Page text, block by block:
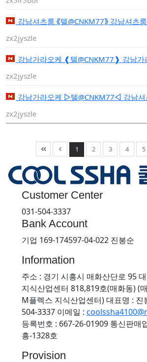
강남셔츠룸 ⟪텔@CNKM77⟫ 강남셔츠
zx2jyszle
강남가라오케 ❰텔@CNKM77❱ 강남
zx2jyszle
강남가라오케 ▷텔@CNKM77◁ 강남
zx2jyszle
1 2 3 4 5
Customer Center
031-504-3337
Bank Account
기업 169-174597-04-022 진봉순
Information
주소 : 경기 시흥시 매화산단로 95
지식산업센터 818,819호(매화동) (
M플렉스 지식산업센터)대표명 : 진
504-3337 이메일 :
등록번호 : 667-26-01909 통신판매
흥-1328호
Provision